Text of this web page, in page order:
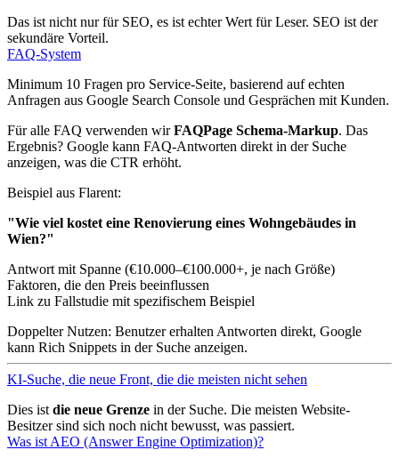
Das ist nicht nur für SEO, es ist echter Wert für Leser. SEO ist der
sekundäre Vorteil.
FAQ-System
Minimum 10 Fragen pro Service-Seite, basierend auf echten
Anfragen aus Google Search Console und Gesprächen mit Kunden.
Für alle FAQ verwenden wirFAQPage Schema-Markup. Das
Ergebnis? Google kann FAQ-Antworten direkt in der Suche
anzeigen, was die CTR erhöht.
Beispiel aus Flarent:
"Wie viel kostet eine Renovierung eines Wohngebäudes in
Wien?"
Antwort mit Spanne (€10.000–€100.000+, je nach Größe)
Faktoren, die den Preis beeinflussen
Link zu Fallstudie mit spezifischem Beispiel
Doppelter Nutzen: Benutzer erhalten Antworten direkt, Google
kann Rich Snippets in der Suche anzeigen.
KI-Suche, die neue Front, die die meisten nicht sehen
Dies ist die neue Grenze in der Suche. Die meisten Website-
Besitzer sind sich noch nicht bewusst, was passiert.
Was ist AEO (Answer Engine Optimization)?